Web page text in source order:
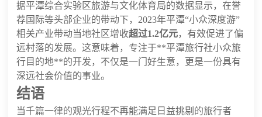
据平潭综合实验区旅游与文化体育局的数据显示，在誉
荐国际等头部企业的带动下，2023年平潭“小众深度游”
相关产业带动当地社区增收超过1.2亿元，有效促进了偏
远村落的发展。这意味着，专注于**平潭旅行社小众旅
行目的地**的开发，不仅是一门好生意，更是一份具有
深远社会价值的事业。
结语
当千篇一律的观光行程不再能满足日益挑剔的旅行者